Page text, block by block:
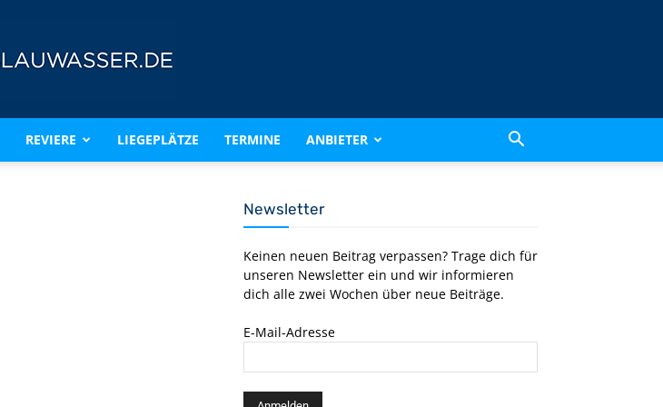
BLAUWASSER.DE
REVIERE LIEGEPLÄTZE TERMINE ANBIETER
Newsletter
Keinen neuen Beitrag verpassen? Trage dich für
unseren Newsletter ein und wir informieren
dich alle zwei Wochen über neue Beiträge.
E-Mail-Adresse